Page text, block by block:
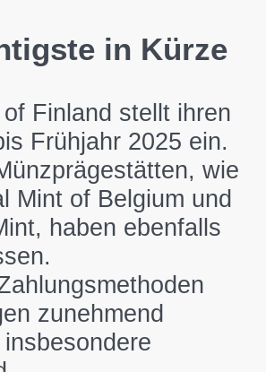
in Kürze
Finland stellt ihren
Frühjahr 2025 ein.
wie
Mint of Belgium und
haben ebenfalls
zunehmend